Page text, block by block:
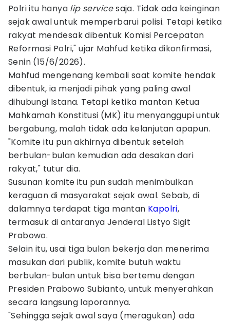
Polri itu hanya lip servicesaja. Tidak ada keinginan
sejak awal untuk memperbarui polisi. Tetapi ketika
rakyat mendesak dibentuk Komisi Percepatan
Reformasi Polri," ujar Mahfud ketika dikonfirmasi,
Senin (15/6/2026).
Mahfud mengenang kembali saat komite hendak
dibentuk, ia menjadi pihak yang paling awal
dihubungi Istana. Tetapi ketika mantan Ketua
Mahkamah Konstitusi (MK) itu menyanggupi untuk
bergabung, malah tidak ada kelanjutan apapun.
"Komite itu pun akhirnya dibentuk setelah
berbulan-bulan kemudian ada desakan dari
rakyat," tutur dia.
Susunan komite itu pun sudah menimbulkan
keraguan di masyarakat sejak awal. Sebab, di
dalamnya terdapat tiga mantan Kapolri,
termasuk di antaranya Jenderal Listyo Sigit
Prabowo.
Selain itu, usai tiga bulan bekerja dan menerima
masukan dari publik, komite butuh waktu
berbulan-bulan untuk bisa bertemu dengan
Presiden Prabowo Subianto, untuk menyerahkan
secara langsung laporannya.
"Sehingga sejak awal saya (meragukan) ada